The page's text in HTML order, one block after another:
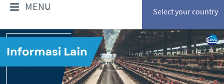
Select your country
MENU
TENTANG KAMI
Sekilas Perusahaan
PRODUK